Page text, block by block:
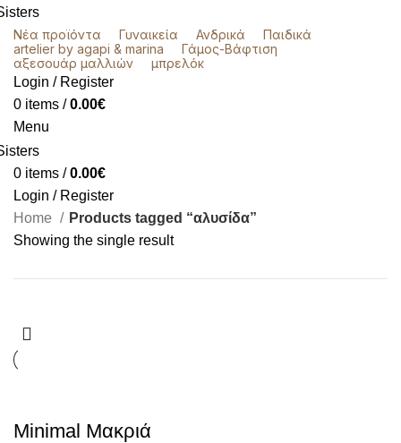
Νέα προϊόντα Γυναικεία Ανδρικά
Παιδικά
artelier by agapi & marina
Γάμος-Βάφτιση
αξεσουάρ μαλλιών
μπρελόκ
Login / Register
0 items / 0.00€
Menu
0 items / 0.00€
Login / Register
Home
Products tagged “αλυσίδα”
Showing the single result
Minimal Μακριά